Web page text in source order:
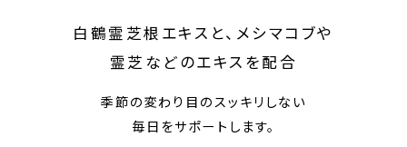
白鶴霊芝根エキスと、メシマコブや
霊芝などのエキスを配合
季節の変わり目のスッキリしない
毎日をサポートします。